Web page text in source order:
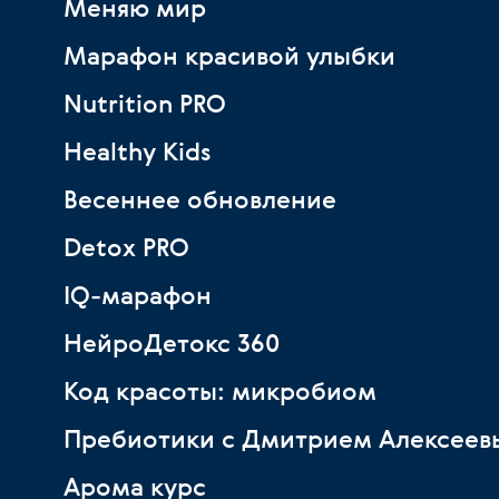
Меняю мир
Марафон красивой улыбки
Nutrition PRO
Healthy Kids
Весеннее обновление
Detox PRO
IQ-марафон
НейроДетокс 360
Код красоты: микробиом
Пребиотики с Дмитрием
Арома курс